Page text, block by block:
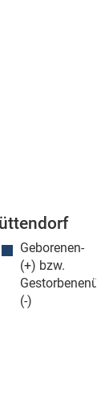
Geborenen-
(+) bzw.
(-)